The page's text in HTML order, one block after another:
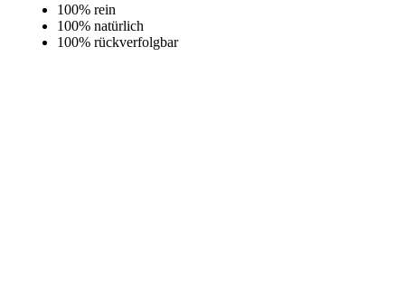
100% rein
100% natürlich
100% rückverfolgbar